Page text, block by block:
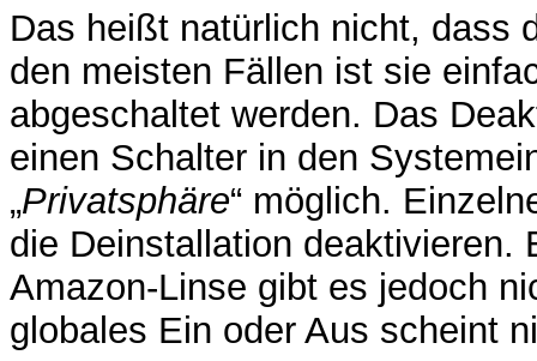
Das heißt natürlich nicht, dass
den meisten Fällen ist sie
abgeschaltet werden. Das
einen Schalter in den
„Privatsphäre“ möglich.
die Deinstallation deaktivieren.
Amazon-Linse gibt es jedoch
globales Ein oder Aus scheint